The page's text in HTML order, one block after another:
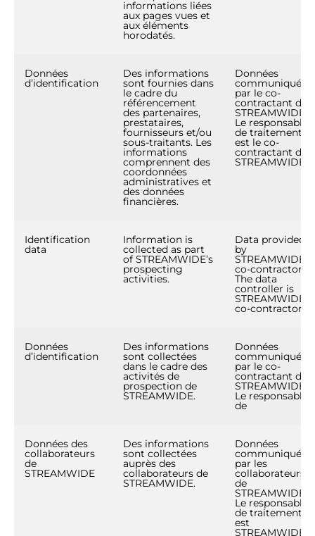
informations liées
aux pages vues et
aux éléments
horodatés.
Données
d’identification
Des informations
sont fournies dans
le cadre du
référencement
des partenaires,
prestataires,
fournisseurs et/ou
sous-traitants. Les
informations
comprennent des
coordonnées
administratives et
des données
financières.
Données
communiquées
par le co-
contractant de
STREAMWIDE.
Le responsable
de traitement
est le co-
contractant de
STREAMWIDE.
Identification
data
Information is
collected as part
of STREAMWIDE’s
prospecting
activities.
Data provided
by
STREAMWIDE’s
co-contractor.
The data
controller is
STREAMWIDE’s
co-contractor.
Données
d’identification
Des informations
sont collectées
dans le cadre des
activités de
prospection de
STREAMWIDE.
Données
communiquées
par le co-
contractant de
STREAMWIDE.
Le responsable
de
Données des
collaborateurs
de
STREAMWIDE
Des informations
sont collectées
auprès des
collaborateurs de
STREAMWIDE.
Données
communiquées
par les
collaborateurs
de
STREAMWIDE.
Le responsable
de traitement
est
STREAMWIDE.